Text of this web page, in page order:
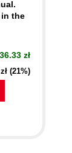
in the
zł
(21%)